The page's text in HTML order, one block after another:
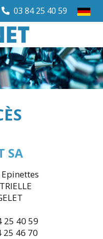
03 84 25 40 59
SA
25 40 59
25 46 70